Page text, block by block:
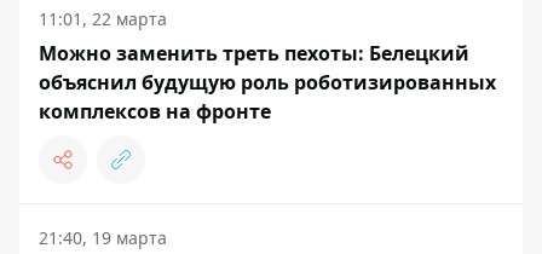
11:01, 22 марта
Можно заменить треть пехоты: Белецкий
объяснил будущую роль роботизированных
комплексов на фронте
21:40, 19 марта